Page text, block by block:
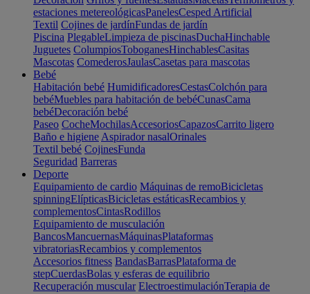
estaciones metereológicasPanelesCesped Artificial
Textil Cojines de jardínFundas de jardín
Piscina PlegableLimpieza de piscinasDuchaHinchable
Juguetes ColumpiosToboganesHinchablesCasitas
Mascotas ComederosJaulasCasetas para mascotas
Bebé
Habitación bebé HumidificadoresCestasColchón para
bebéMuebles para habitación de bebéCunasCama
bebéDecoración bebé
Paseo CocheMochilasAccesoriosCapazosCarrito ligero
Baño e higiene Aspirador nasalOrinales
Textil bebé CojinesFunda
Seguridad Barreras
Deporte
Equipamiento de cardio Máquinas de remoBicicletas
spinningElípticasBicicletas estáticasRecambios y
complementosCintasRodillos
Equipamiento de musculación
BancosMancuernasMáquinasPlataformas
vibratoriasRecambios y complementos
Accesorios fitness BandasBarrasPlataforma de
stepCuerdasBolas y esferas de equilibrio
Recuperación muscular ElectroestimulaciónTerapia de